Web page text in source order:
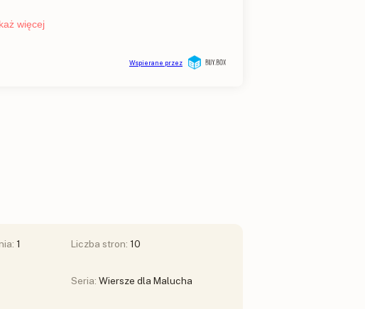
1
Liczba stron: 10
Seria: Wiersze dla Malucha